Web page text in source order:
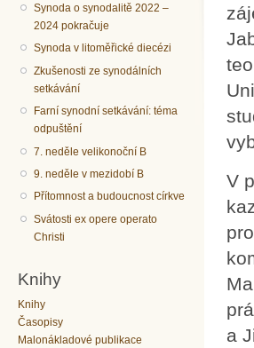
Synoda o synodalitě 2022 –
2024 pokračuje
Synoda v litoměřické diecézi
Zkušenosti ze synodálních
setkávání
Farní synodní setkávání: téma
odpuštění
7. neděle velikonoční B
9. neděle v mezidobí B
Přítomnost a budoucnost církve
Svátosti ex opere operato
Christi
Knihy
Knihy
Časopisy
Malonákladové publikace
V
a